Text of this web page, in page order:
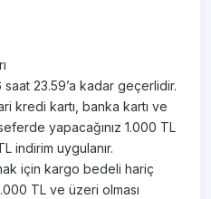
23.59’a kadar geçerlidir.
kredi kartı, banka kartı ve
yapacağınız 1.000 TL
indirim uygulanır.
için kargo bedeli hariç
TL ve üzeri olması